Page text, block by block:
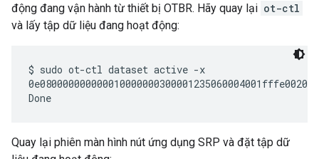
động đang vận hành từ thiết bị OTBR. Hãy quay lại ot-ctl
và lấy tập dữ liệu đang hoạt động:
$ sudo ot-ctl dataset active -x
Quay lại phiên màn hình nút ứng dụng SRP và đặt tập dữ